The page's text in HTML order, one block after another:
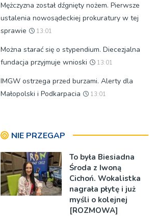
Mężczyzna został dźgnięty nożem. Pierwsze
ustalenia nowosądeckiej prokuratury w tej
sprawie
13:01
Można starać się o stypendium. Diecezjalna
fundacja przyjmuje wnioski
13:01
IMGW ostrzega przed burzami. Alerty dla
Małopolski i Podkarpacia
13:01
NIE PRZEGAP
To była Biesiadna
Środa z Iwoną
Cichoń. Wokalistka
nagrała płytę i już
myśli o kolejnej
[ROZMOWA]